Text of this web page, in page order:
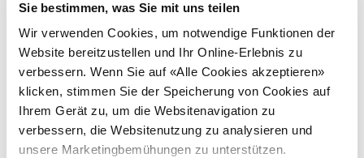
Sie bestimmen, was Sie mit uns teilen
Wir verwenden Cookies, um notwendige Funktionen der
Website bereitzustellen und Ihr Online-Erlebnis zu
verbessern. Wenn Sie auf «Alle Cookies akzeptieren»
klicken, stimmen Sie der Speicherung von Cookies auf
Ihrem Gerät zu, um die Websitenavigation zu
verbessern, die Websitenutzung zu analysieren und
unsere Marketingbemühungen zu unterstützen.
Dr. med. Jan Burkhard